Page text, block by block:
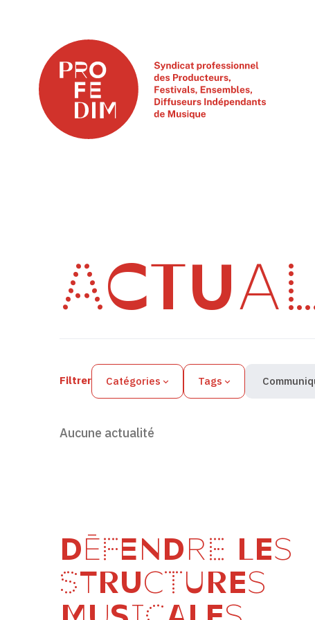
Filtres des actualités
Filtrer Catégories Tags
Aucune actualité
DÉFENDRE LES
STRUCTURES